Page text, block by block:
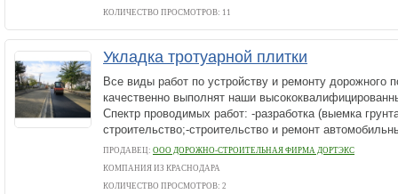
КОЛИЧЕСТВО ПРОСМОТРОВ: 11
Укладка тротуарной плитки
Все виды работ по устройству и ремонту дорожного
качественно выполнят наши
Спектр проводимых работ: -разработка (выемка
строительство;-строительство и ремонт
ПРОДАВЕЦ: ООО ДОРОЖНО-СТРОИТЕЛЬНАЯ ФИРМА ДОРТЭКС
КОМПАНИЯ ИЗ КРАСНОДАРА
КОЛИЧЕСТВО ПРОСМОТРОВ: 2